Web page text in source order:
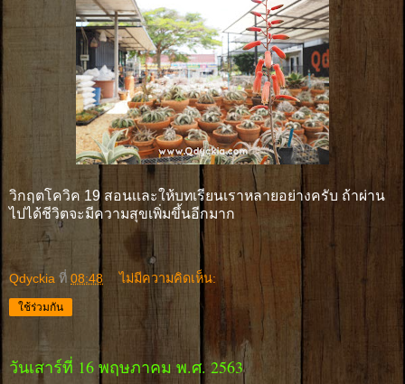
วิกฤตโควิค 19 สอนเเละให้บทเรียนเราหลายอย่างครับ ถ้าผ่าน
ไปได้ชีวิตจะมีความสุขเพิ่มขึ้นอีกมาก
Qdyckia ที่ 08:48 ไม่มีความคิดเห็น:
ใช้ร่วมกัน
วันเสาร์ที่ 16 พฤษภาคม พ.ศ. 2563